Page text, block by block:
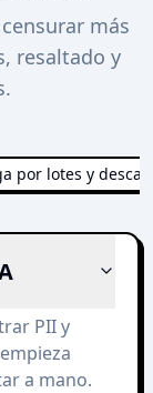
más
resaltado y
por lotes y
PII y
a mano.